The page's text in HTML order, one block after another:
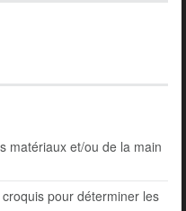
matériaux et/ou de la main
pour déterminer les